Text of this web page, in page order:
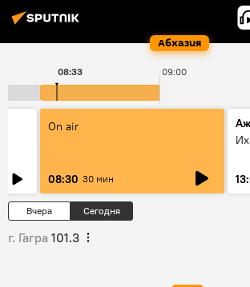
Абхазия
09:00
08:33
On air
08:30 30 мин
Вчера Сегодня
г. Гагра 101.3